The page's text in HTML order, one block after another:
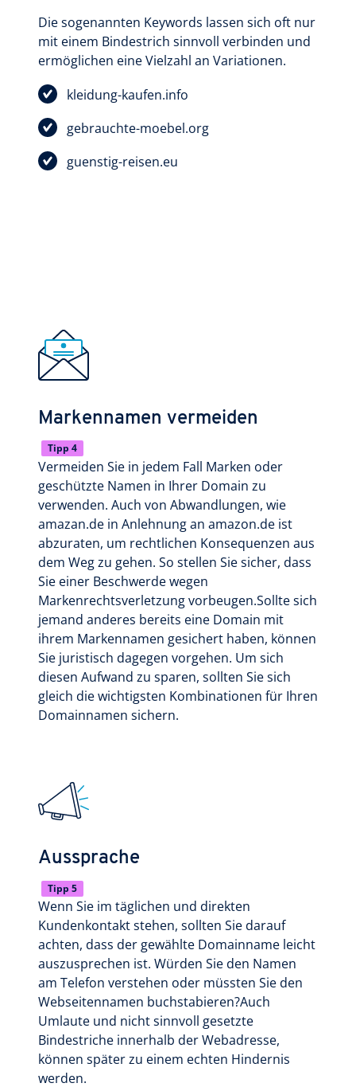
Die sogenannten Keywords lassen sich oft nur
mit einem Bindestrich sinnvoll verbinden und
ermöglichen eine Vielzahl an Variationen.
kleidung-kaufen.info
gebrauchte-moebel.org
guenstig-reisen.eu
Markennamen vermeiden
Tipp 4
Vermeiden Sie in jedem Fall Marken oder
geschützte Namen in Ihrer Domain zu
verwenden. Auch von Abwandlungen, wie
amazan.de in Anlehnung an amazon.de ist
abzuraten, um rechtlichen Konsequenzen aus
dem Weg zu gehen. So stellen Sie sicher, dass
Sie einer Beschwerde wegen
Markenrechtsverletzung vorbeugen.Sollte sich
jemand anderes bereits eine Domain mit
ihrem Markennamen gesichert haben, können
Sie juristisch dagegen vorgehen. Um sich
diesen Aufwand zu sparen, sollten Sie sich
gleich die wichtigsten Kombinationen für Ihren
Domainnamen sichern.
Aussprache
Tipp 5
Wenn Sie im täglichen und direkten
Kundenkontakt stehen, sollten Sie darauf
achten, dass der gewählte Domainname leicht
auszusprechen ist. Würden Sie den Namen
am Telefon verstehen oder müssten Sie den
Webseitennamen buchstabieren?Auch
Umlaute und nicht sinnvoll gesetzte
Bindestriche innerhalb der Webadresse,
können später zu einem echten Hindernis
werden.